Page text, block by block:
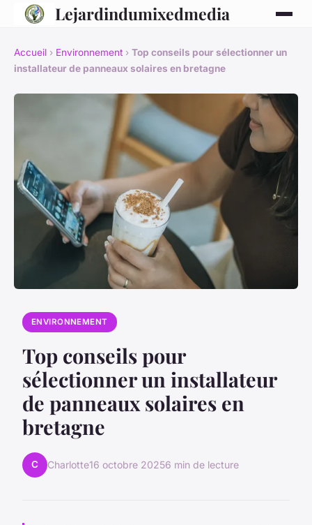
Lejardindumixedmedia
Accueil › Environnement › Top conseils pour sélectionner un
installateur de panneaux solaires en bretagne
ENVIRONNEMENT
Top conseils pour
sélectionner un installateur
de panneaux solaires en
bretagne
C Charlotte16 octobre 20256 min de lecture